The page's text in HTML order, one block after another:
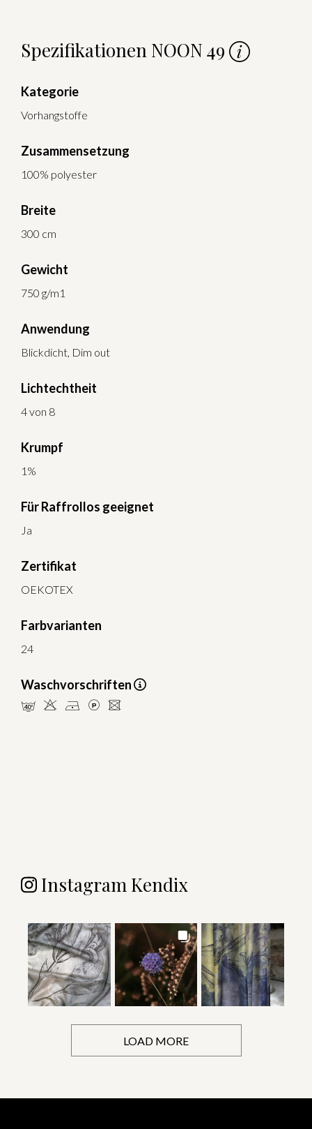
Spezifikationen NOON 49
Kategorie
Vorhangstoffe
Zusammensetzung
100% polyester
Breite
300 cm
Gewicht
750 g/m1
Anwendung
Blickdicht, Dim out
Lichtechtheit
4 von 8
Krumpf
1%
Für Raffrollos geeignet
Ja
Zertifikat
OEKOTEX
Farbvarianten
24
Waschvorschriften
nHDLU
Instagram Kendix
LOAD MORE